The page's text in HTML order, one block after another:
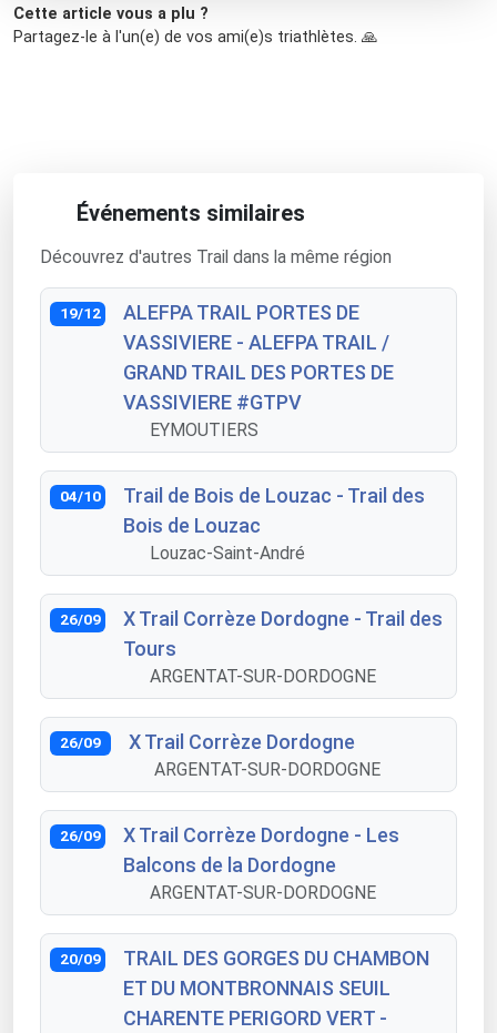
Cette article vous a plu ?
Partagez-le à l'un(e) de vos ami(e)s triathlètes. 🙏
Événements similaires
Découvrez d'autres Trail dans la même région
19/12
ALEFPA TRAIL PORTES DE
VASSIVIERE - ALEFPA TRAIL /
GRAND TRAIL DES PORTES DE
VASSIVIERE #GTPV
EYMOUTIERS
04/10
Trail de Bois de Louzac - Trail des
Bois de Louzac
Louzac-Saint-André
26/09
X Trail Corrèze Dordogne - Trail des
Tours
ARGENTAT-SUR-DORDOGNE
26/09 X Trail Corrèze Dordogne
ARGENTAT-SUR-DORDOGNE
26/09
X Trail Corrèze Dordogne - Les
Balcons de la Dordogne
ARGENTAT-SUR-DORDOGNE
20/09
TRAIL DES GORGES DU CHAMBON
ET DU MONTBRONNAIS SEUIL
CHARENTE PERIGORD VERT -